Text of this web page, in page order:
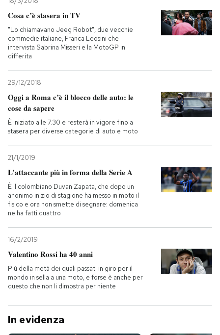
Cosa c’è stasera in TV
"Lo chiamavano Jeeg Robot", due vecchie
commedie italiane, Franca Leosini che
intervista Sabrina Misseri e la MotoGP in
differita
29/12/2018
Oggi a Roma c’è il blocco delle auto: le
cose da sapere
È iniziato alle 7.30 e resterà in vigore fino a
stasera per diverse categorie di auto e moto
21/1/2019
L’attaccante più in forma della Serie A
È il colombiano Duvan Zapata, che dopo un
anonimo inizio di stagione ha messo in moto il
fisico e ora non smette di segnare: domenica
ne ha fatti quattro
16/2/2019
Valentino Rossi ha 40 anni
Più della metà dei quali passati in giro per il
mondo in sella a una moto, e forse è anche per
questo che non li dimostra per niente
In evidenza